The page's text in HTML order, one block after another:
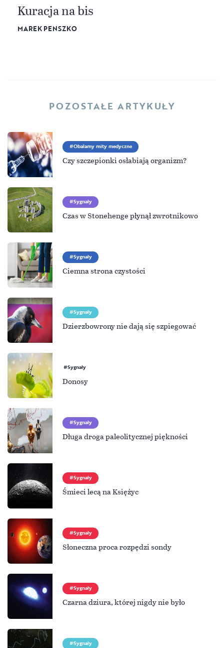
Kuracja na bis
MAREK PENSZKO
POZOSTAŁE ARTYKUŁY
Obalamy mity medyczne
Czy szczepionki osłabiają organizm?
Sygnały
Czas w Stonehenge płynął zwrotnikowo
Sygnały
Ciemna strona czystości
Sygnały
Dzierzbowrony nie dają się szpiegować
Sygnały
Donosy
Sygnały
Długa droga paleolitycznej piękności
Sygnały
Śmieci lecą na Księżyc
Sygnały
Słoneczna proca rozpędzi sondy
Sygnały
Czarna dziura, której nigdy nie było
Sygnały